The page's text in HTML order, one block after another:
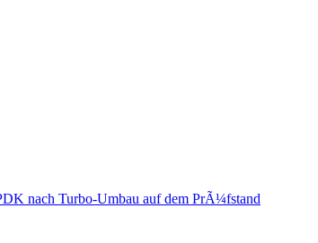
nach Turbo-Umbau auf dem PrÃ¼fstand